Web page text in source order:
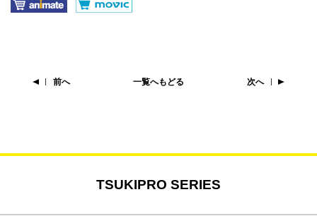
前へ 一覧へもどる 次へ
TSUKIPRO SERIES